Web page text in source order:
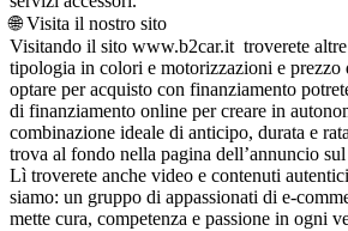
🌐 Visita il nostro sito
Visitando il sito www.b2car.it troverete altre
tipologia in colori e motorizzazioni e prezzo
optare per acquisto con finanziamento
di finanziamento online per creare in
combinazione ideale di anticipo, durata e
trova al fondo nella pagina dell’annuncio
Lì troverete anche video e contenuti
siamo: un gruppo di appassionati di e-
mette cura, competenza e passione in ogni